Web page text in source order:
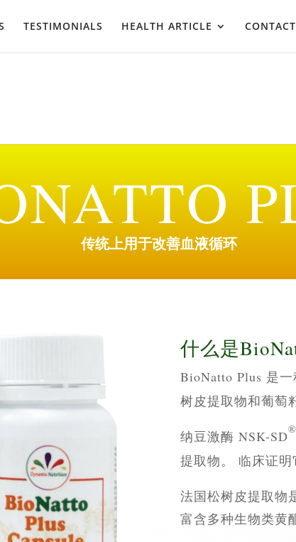
TESTIMONIALS HEALTH ARTICLE CONTACT
传统上用于改善血液循环
什么是
BioNatto Plus 是
树皮提取物和葡萄
纳豆激酶 NSK-SD®
提取物。 临床证明
法国松树皮提取物
富含多种生物类黄